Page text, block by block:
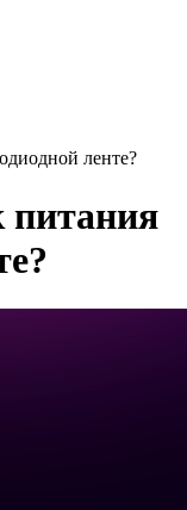
ленте?
питания